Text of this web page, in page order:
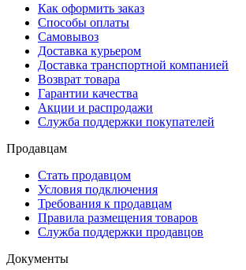
Как оформить заказ
Способы оплаты
Самовывоз
Доставка курьером
Доставка транспортной компанией
Возврат товара
Гарантии качества
Акции и распродажи
Служба поддержки покупателей
Продавцам
Стать продавцом
Условия подключения
Требования к продавцам
Правила размещения товаров
Служба поддержки продавцов
Документы